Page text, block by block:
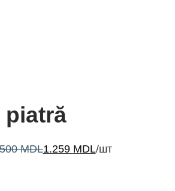
piatră
MDL1.259 MDL/шт